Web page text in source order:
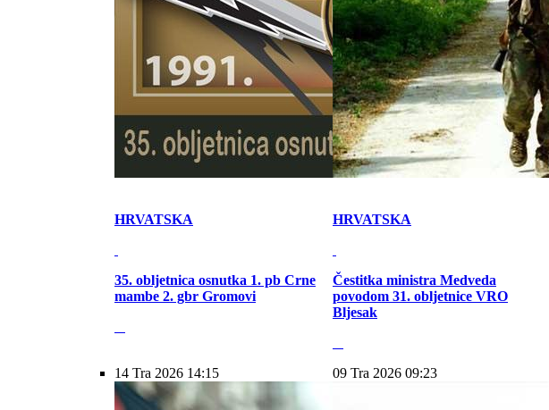
HRVATSKA
35. obljetnica osnutka 1. pb Crne
mambe 2. gbr Gromovi
HRVATSKA
Čestitka ministra Medveda
povodom 31. obljetnice VRO
Bljesak
14 Tra 2026 14:15 09 Tra 2026 09:23